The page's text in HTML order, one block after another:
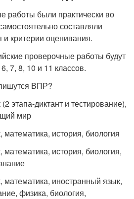
работы были практически во
составляли
критерии оценивания.
проверочные работы будут
7, 8, 10 и 11 классов.
ВПР?
этапа-диктант и тестирование),
мир
математика, история, биология
математика, история, биология,
математика, иностранный язык,
физика, биология,